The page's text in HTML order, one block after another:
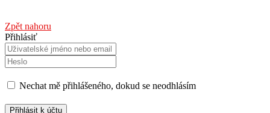
Zpět nahoru
Přihlásiť
Nechat mě přihlášeného, ​​dokud se neodhlásím